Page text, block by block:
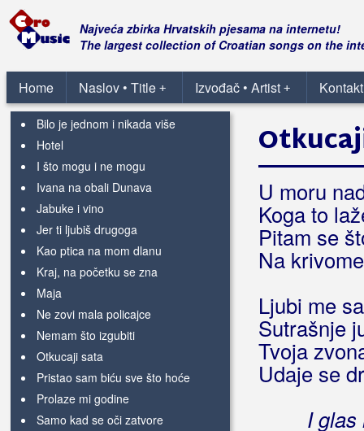
Najveća zbirka Hrvatskih pjesama na internetu!
The largest collection of Croatian songs on the
Home +
Naslov • Title +
Izvođač • Artist
Burnać, Mladen
Ako ikada me ostaviš
Amor
Andrea
Bilo je jednom i nikada više
Hotel
I što mogu i ne mogu
Ivana na obali Dunava
Jabuke i vino
Jer ti ljubiš drugoga
Kao ptica na mom dlanu
Kraj, na početku se zna
Maja
Ne zovi mala policajce
Nemam što izgubiti
Otkucaji sata
Pristao sam biću sve što hoće
Prolaze mi godine
Samo kad se oči zatvore
U moru
Koga to
Pitam se
Na
Ljubi me
Sutrašnje
Tvoja
Udaje se
I glas